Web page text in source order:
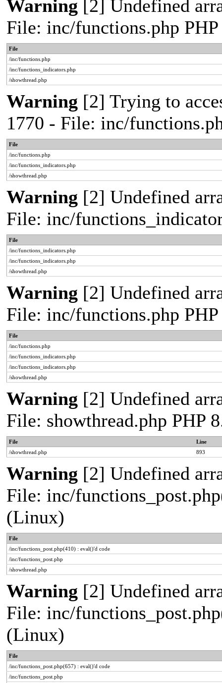
Warning [2] Undefined
File: inc/functions.php
File
/inc/functions.php
/inc/functions_indicators.php
/showthread.php
Warning [2] Trying to
1770 - File: inc/
File
/inc/functions.php
/inc/functions_indicators.php
/showthread.php
Warning [2] Undefined
File: inc/
File
/inc/functions_indicators.php
/inc/functions_indicators.php
/showthread.php
Warning [2] Undefined
File: inc/functions.php
File
/inc/functions.php
/inc/functions_indicators.php
/inc/functions_indicators.php
/showthread.php
Warning [2] Undefined
File: showthread.php PHP
File
Line
/showthread.php
893
Warning [2] Undefined
File: inc/
(Linux)
File
/inc/functions_post.php(410) : eval()'d code
/inc/functions_post.php
/showthread.php
Warning [2] Undefined
File: inc/
(Linux)
File
/inc/functions_post.php(657) : eval()'d code
/inc/functions_post.php